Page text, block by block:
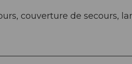
couverture de secours,